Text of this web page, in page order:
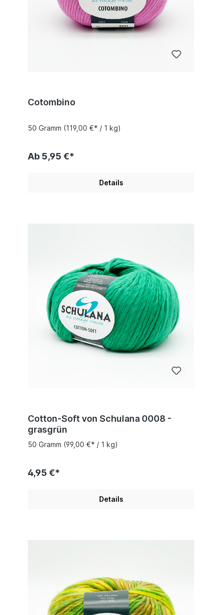
Cotombino
50 Gramm (119,00 €* / 1 kg)
Ab 5,95 €*
Details
Cotton-Soft von Schulana 0008 -
grasgrün
50 Gramm (99,00 €* / 1 kg)
4,95 €*
Details